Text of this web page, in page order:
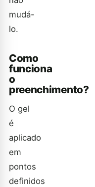
mudá-
lo.
Como
funciona
o
preenchimento?
O gel
é
aplicado
em
pontos
definidos